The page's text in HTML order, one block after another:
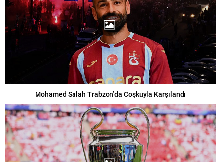
Mohamed Salah Trabzon’da Coşkuyla Karşılandı